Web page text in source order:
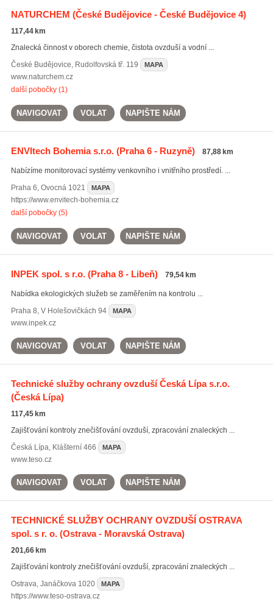
NATURCHEM (České Budějovice - České Budějovice 4)
117,44 km
Znalecká činnost v oborech chemie, čistota ovzduší a vodní ...
České Budějovice, Rudolfovská tř. 119 MAPA
www.naturchem.cz
další pobočky (1)
NAVIGOVAT VOLAT NAPIŠTE NÁM
ENVItech Bohemia s.r.o.(Praha 6 - Ruzyně) 87,88 km
Nabízíme monitorovací systémy venkovního i vnitřního prostředí. ...
Praha 6, Ovocná 1021 MAPA
https://www.envitech-bohemia.cz
další pobočky (5)
NAVIGOVAT VOLAT NAPIŠTE NÁM
INPEK spol. s r.o.(Praha 8 - Libeň) 79,54 km
Nabídka ekologických služeb se zaměřením na kontrolu ...
Praha 8, V Holešovičkách 94 MAPA
www.inpek.cz
NAVIGOVAT VOLAT NAPIŠTE NÁM
Technické služby ochrany ovzduší Česká Lípa s.r.o.
(Česká Lípa)
117,45 km
Zajišťování kontroly znečišťování ovzduší, zpracování znaleckých ...
Česká Lípa, Klášterní 466 MAPA
www.teso.cz
NAVIGOVAT VOLAT NAPIŠTE NÁM
TECHNICKÉ SLUŽBY OCHRANY OVZDUŠÍ OSTRAVA
spol. s r. o.(Ostrava - Moravská Ostrava)
201,66 km
Zajišťování kontroly znečišťování ovzduší, zpracování znaleckých ...
Ostrava, Janáčkova 1020 MAPA
https://www.teso-ostrava.cz